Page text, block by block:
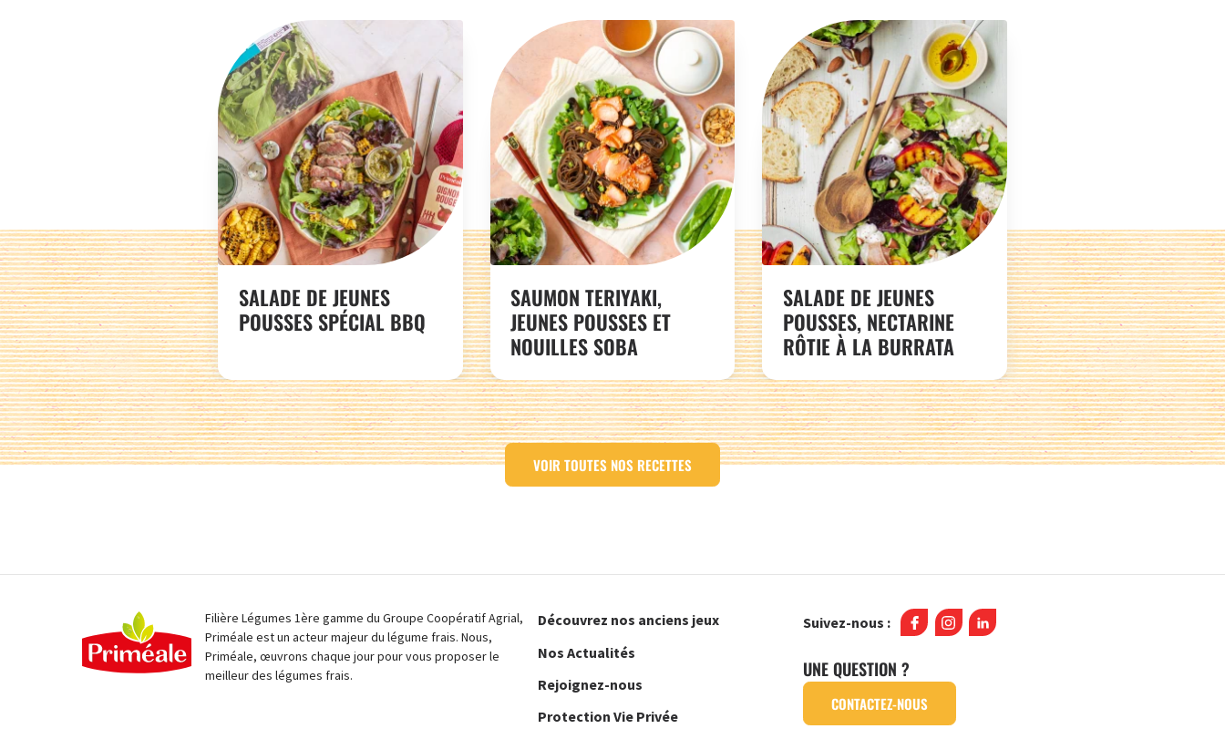
SALADE DE JEUNES
POUSSES SPÉCIAL BBQ
SAUMON TERIYAKI,
JEUNES POUSSES ET
NOUILLES SOBA
SALADE DE JEUNES
POUSSES, NECTARINE
RÔTIE À LA BURRATA
VOIR TOUTES NOS RECETTES
Filière Légumes 1ère gamme du Groupe Coopératif Agrial,
Priméale est un acteur majeur du légume frais. Nous,
Priméale, œuvrons chaque jour pour vous proposer le
meilleur des légumes frais.
Découvrez nos anciens jeux
Nos Actualités
Rejoignez-nous
Protection Vie Privée
Suivez-nous :
UNE QUESTION ?
CONTACTEZ-NOUS